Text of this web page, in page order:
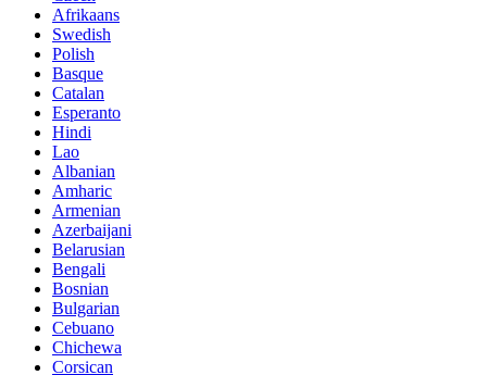
Afrikaans
Swedish
Polish
Basque
Catalan
Esperanto
Hindi
Lao
Albanian
Amharic
Armenian
Azerbaijani
Belarusian
Bengali
Bosnian
Bulgarian
Cebuano
Chichewa
Corsican